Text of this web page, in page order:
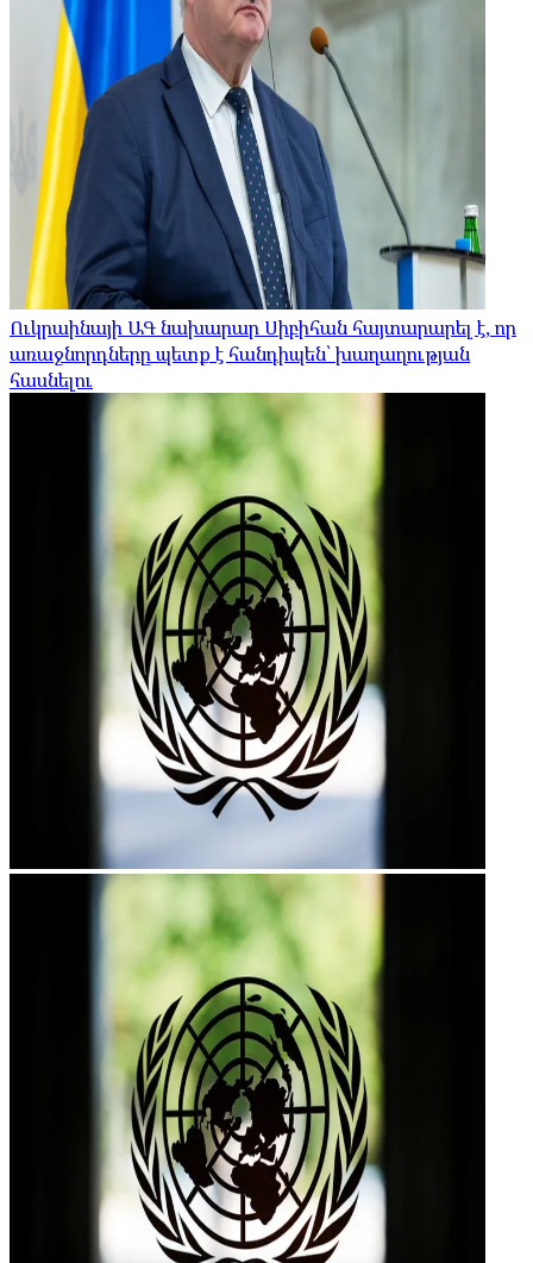
Ուկրաինայի ԱԳ նախարար Սիբիհան հայտարարել է, որ
առաջնորդները պետք է հանդիպեն՝ խաղաղության
հասնելու